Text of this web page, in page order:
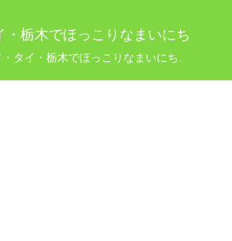
・栃木でほっこりなまいにち
タイ・栃木でほっこりなまいにち.